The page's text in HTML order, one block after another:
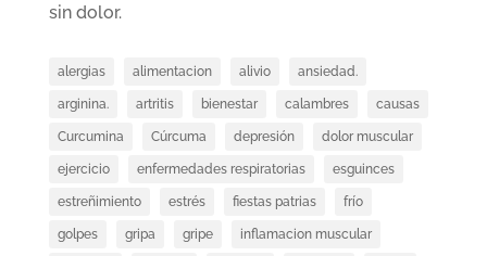
sin dolor.
alergias alimentacion alivio ansiedad.
arginina. artritis bienestar calambres causas
Curcumina Cúrcuma depresión dolor muscular
ejercicio enfermedades respiratorias esguinces
estreñimiento estrés fiestas patrias frío
golpes gripa gripe inflamacion muscular